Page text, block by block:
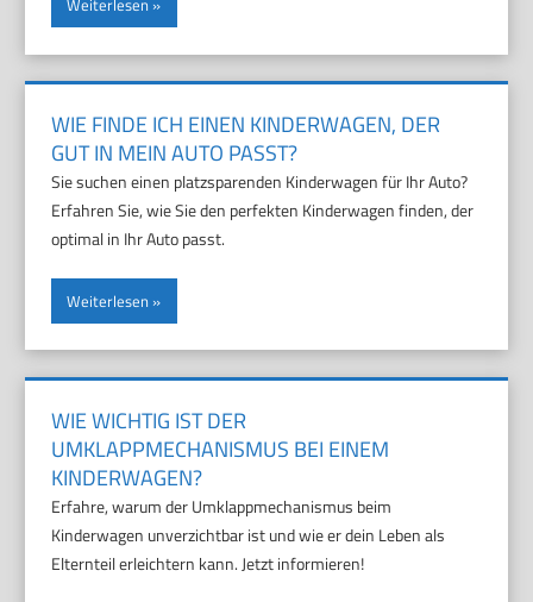
Weiterlesen
WIE FINDE ICH EINEN KINDERWAGEN, DER
GUT IN MEIN AUTO PASST?
Sie suchen einen platzsparenden Kinderwagen für Ihr Auto?
Erfahren Sie, wie Sie den perfekten Kinderwagen finden, der
optimal in Ihr Auto passt.
Weiterlesen
WIE WICHTIG IST DER
UMKLAPPMECHANISMUS BEI EINEM
KINDERWAGEN?
Erfahre, warum der Umklappmechanismus beim
Kinderwagen unverzichtbar ist und wie er dein Leben als
Elternteil erleichtern kann. Jetzt informieren!